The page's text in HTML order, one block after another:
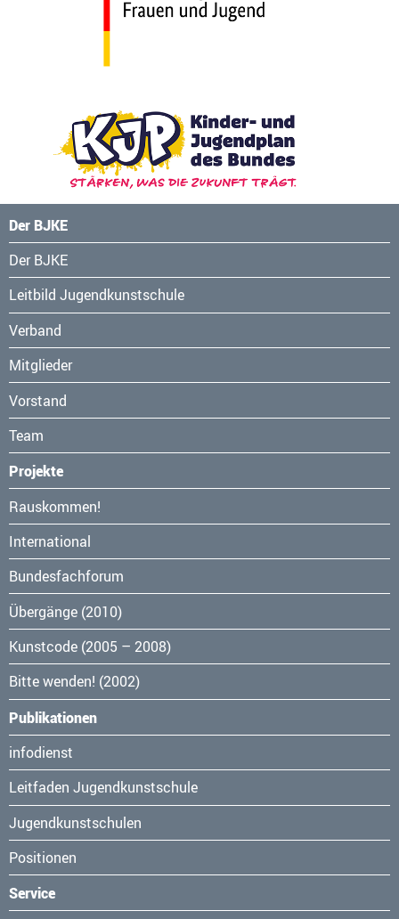
Der BJKE
Navigation
überspringen
Der BJKE
Leitbild Jugendkunstschule
Verband
Mitglieder
Vorstand
Team
Projekte
Navigation
überspringen
Rauskommen!
International
Bundesfachforum
Übergänge (2010)
Kunstcode (2005 – 2008)
Bitte wenden! (2002)
Publikationen
Navigation
überspringen
infodienst
Leitfaden Jugendkunstschule
Jugendkunstschulen
Positionen
Service